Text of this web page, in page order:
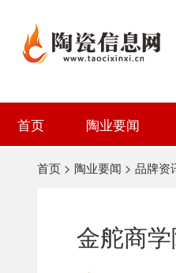
首页 陶业要闻
首页 > 陶业要闻 > 品牌资
金舵商